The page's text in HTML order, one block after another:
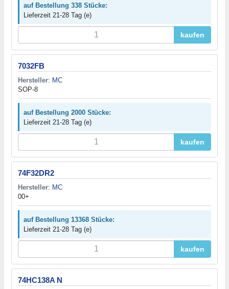
auf Bestellung 338 Stücke:
Lieferzeit 21-28 Tag (e)
kaufen
7032FB
Hersteller: MC
SOP-8
auf Bestellung 2000 Stücke:
Lieferzeit 21-28 Tag (e)
kaufen
74F32DR2
Hersteller: MC
00+
auf Bestellung 13368 Stücke:
Lieferzeit 21-28 Tag (e)
kaufen
74HC138A N